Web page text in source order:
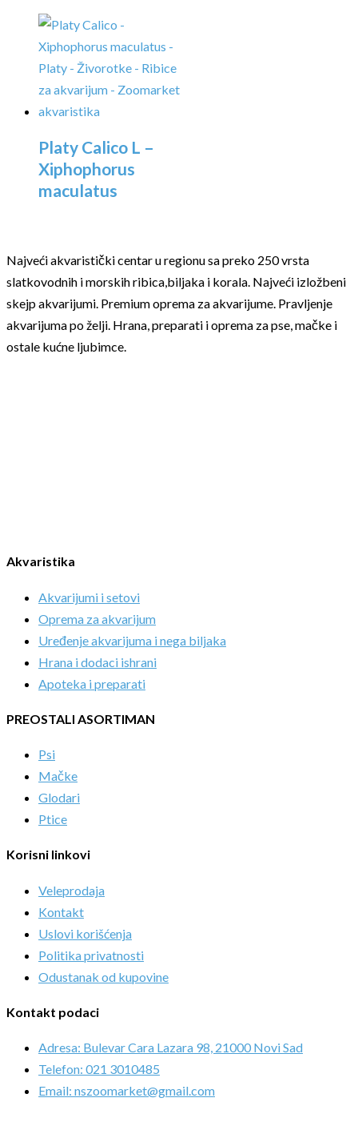
Platy Calico L –
Xiphophorus
maculatus
Najveći akvaristički centar u regionu sa preko 250 vrsta
slatkovodnih i morskih ribica,biljaka i korala. Najveći izložbeni
skejp akvarijumi. Premium oprema za akvarijume. Pravljenje
akvarijuma po želji. Hrana, preparati i oprema za pse, mačke i
ostale kućne ljubimce.
Akvaristika
Akvarijumi i setovi
Oprema za akvarijum
Uređenje akvarijuma i nega biljaka
Hrana i dodaci ishrani
Apoteka i preparati
PREOSTALI ASORTIMAN
Psi
Mačke
Glodari
Ptice
Korisni linkovi
Veleprodaja
Kontakt
Uslovi korišćenja
Politika privatnosti
Odustanak od kupovine
Kontakt podaci
Adresa: Bulevar Cara Lazara 98, 21000 Novi Sad
Telefon: 021 3010485
Email: nszoomarket@gmail.com